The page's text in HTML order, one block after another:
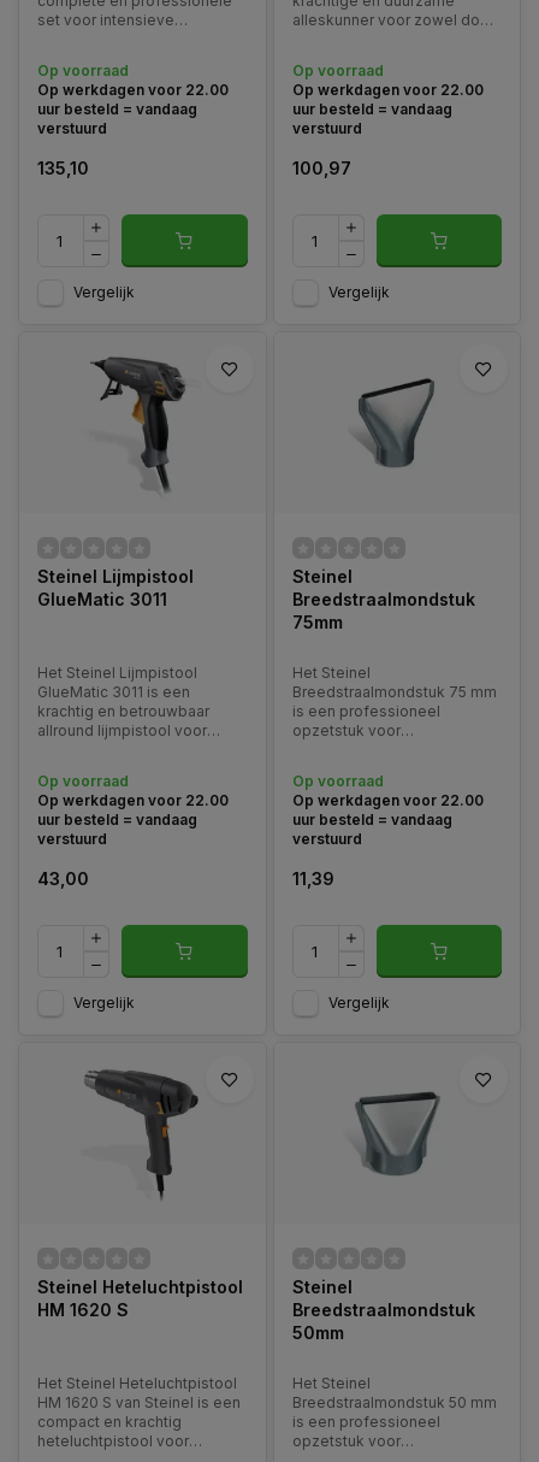
set voor intensieve
Op voorraad
Op werkdagen voor 22.00
uur besteld = vandaag
verstuurd
135,10
Vergelijk
alleskunner voor zowel doe-
vermogen, een breed
temperatuurbereik en
instelbaar luchtvolume biedt
dit model maximale controle
Op voorraad
Op werkdagen voor 22.00
uur besteld = vandaag
verstuurd
100,97
Vergelijk
Steinel Lijmpistool
GlueMatic 3011
Het Steinel Lijmpistool
GlueMatic 3011 is een
krachtig en betrouwbaar
allround lijmpistool voor
knutselwerkzaamheden.
Op voorraad
Op werkdagen voor 22.00
uur besteld = vandaag
verstuurd
43,00
Vergelijk
Steinel
Breedstraalmondstuk
75mm
Het Steinel
Breedstraalmondstuk 75 mm
is een professioneel
opzetstuk voor
gelijkmatige luchtverdeling.
Op voorraad
Op werkdagen voor 22.00
uur besteld = vandaag
verstuurd
11,39
Vergelijk
Steinel Heteluchtpistool
HM 1620 S
Het Steinel Heteluchtpistool
HM 1620 S van Steinel is een
compact en krachtig
heteluchtpistool voor
Steinel
Breedstraalmondstuk
50mm
Het Steinel
Breedstraalmondstuk 50 mm
is een professioneel
opzetstuk voor